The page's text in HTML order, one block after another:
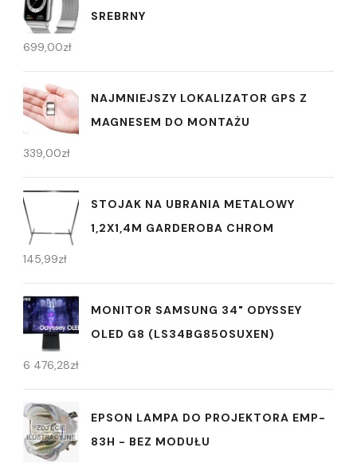
SREBRNY
699,00zł
NAJMNIEJSZY LOKALIZATOR GPS Z
MAGNESEM DO MONTAŻU
339,00zł
STOJAK NA UBRANIA METALOWY
1,2X1,4M GARDEROBA CHROM
145,99zł
MONITOR SAMSUNG 34" ODYSSEY
OLED G8 (LS34BG850SUXEN)
6 476,28zł
EPSON LAMPA DO PROJEKTORA EMP-
83H - BEZ MODUŁU